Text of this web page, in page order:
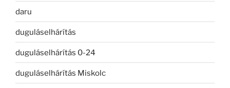
daru
duguláselhárítás
duguláselhárítás 0-24
duguláselhárítás Miskolc